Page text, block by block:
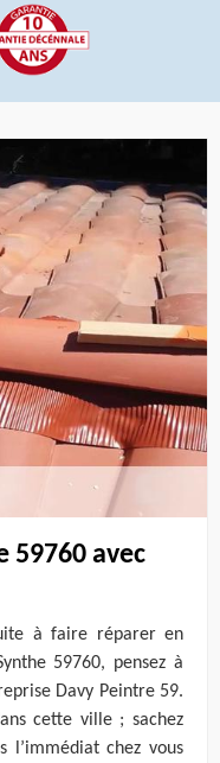
59760 avec
à faire réparer en
59760, pensez à
Davy Peintre 59.
cette ville ; sachez
l’immédiat chez vous